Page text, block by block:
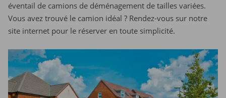
éventail de camions de déménagement de tailles variées.
Vous avez trouvé le camion idéal ? Rendez-vous sur notre
site internet pour le réserver en toute simplicité.